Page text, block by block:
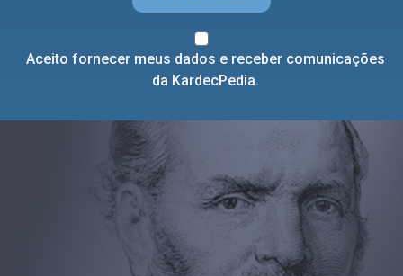
Aceito fornecer meus dados e receber comunicações
da KardecPedia.